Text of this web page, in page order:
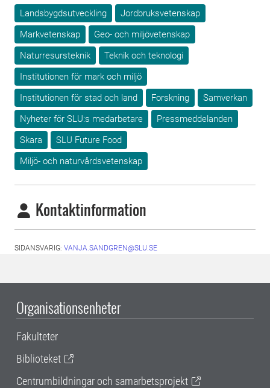
Landsbygdsutveckling
Jordbruksvetenskap
Markvetenskap
Geo- och miljövetenskap
Naturresursteknik
Teknik och teknologi
Institutionen för mark och miljö
Institutionen för stad och land
Forskning
Samverkan
Nyheter för SLU:s medarbetare
Pressmeddelanden
Skara
SLU Future Food
Miljö- och naturvårdsvetenskap
Kontaktinformation
SIDANSVARIG: VANJA.SANDGREN@SLU.SE
Organisationsenheter
Fakulteter
Biblioteket
Centrumbildningar och samarbetsprojekt